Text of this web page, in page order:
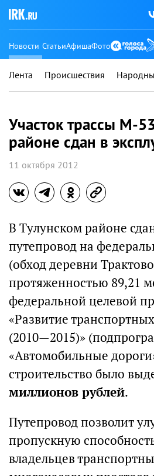
Новости СтатьиАфишаФото
Лента Происшествия
Участок трассы М-
районе сдан в
11 октября 2012
В Тулунском районе
путепровод на
(обход деревни
протяженностью 89,21
федеральной целевой
«Развитие
(2010—2015)»
«Автомобильные
строительство было
миллионов рублей.
Путепровод позволит
пропускную
владельцев